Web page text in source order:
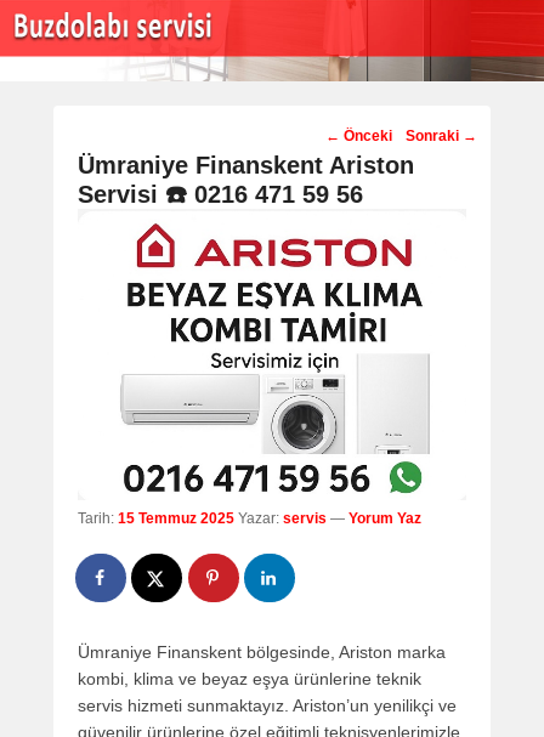
Post
navigation
← Önceki Sonraki →
Ümraniye Finanskent Ariston
Servisi ☎️ 0216 471 59 56
Tarih: 15 Temmuz 2025 Yazar: servis — Yorum Yaz
Ümraniye Finanskent bölgesinde, Ariston marka
kombi, klima ve beyaz eşya ürünlerine teknik
servis hizmeti sunmaktayız. Ariston’un yenilikçi ve
güvenilir ürünlerine özel eğitimli teknisyenlerimizle